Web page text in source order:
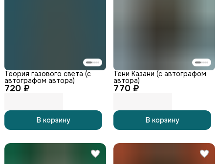
720 ₽
Теория газового света (с
автографом автора)
В корзину
770 ₽
Тени Казани (с автографом
автора)
В корзину